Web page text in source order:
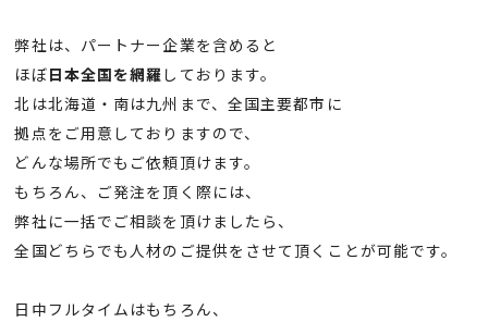
弊社は、パートナー企業を含めると
ほぼ日本全国を網羅 しております。
北は北海道・南は九州まで、全国主要都市に
拠点をご用意しておりますので、
どんな場所でもご依頼頂けます。
もちろん、ご発注を頂く際には、
弊社に一括でご相談を頂けましたら、
全国どちらでも人材のご提供をさせて頂くことが可能です。
日中フルタイムはもちろん、